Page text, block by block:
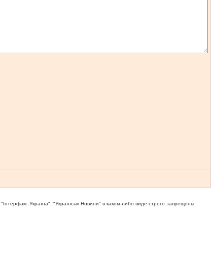
Україна", "Українськi Новини" в каком-либо виде строго запрещены